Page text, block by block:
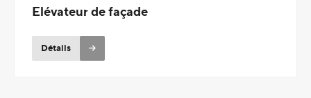
Elévateur de façade
Détails